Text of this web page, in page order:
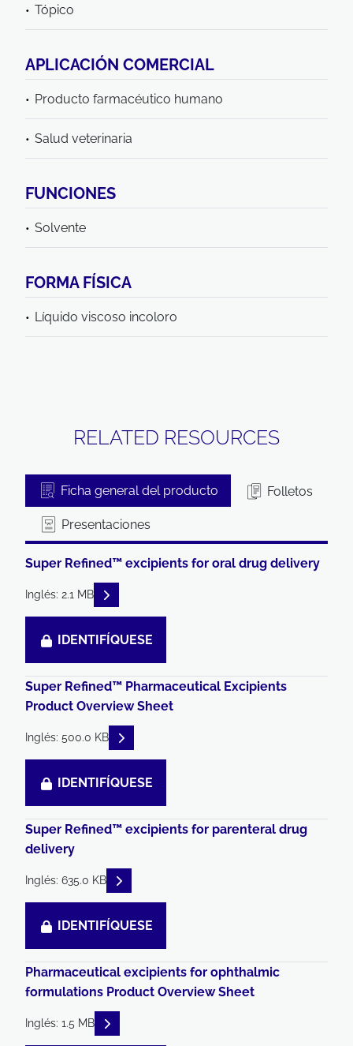
Tópico
APLICACIÓN COMERCIAL
Producto farmacéutico humano
Salud veterinaria
FUNCIONES
Solvente
FORMA FÍSICA
Líquido viscoso incoloro
RELATED RESOURCES
Ficha general del producto Folletos
Presentaciones
Super Refined™ excipients for oral drug delivery
Inglés: 2.1 MB READ DESCRIPTIONS
IDENTIFÍQUESE
Super Refined™ Pharmaceutical Excipients
Product Overview Sheet
Inglés: 500.0 KB READ DESCRIPTIONS
IDENTIFÍQUESE
Super Refined™ excipients for parenteral drug
delivery
Inglés: 635.0 KB READ DESCRIPTIONS
IDENTIFÍQUESE
Pharmaceutical excipients for ophthalmic
formulations Product Overview Sheet
Inglés: 1.5 MB READ DESCRIPTIONS